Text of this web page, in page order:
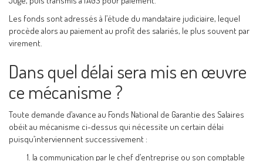
Les fonds sont adressés à l’étude du mandataire judiciaire, lequel
procède alors au paiement au profit des salariés, le plus souvent par
virement.
Dans quel délai sera mis en œuvre
ce mécanisme ?
Toute demande d’avance au Fonds National de Garantie des Salaires
obéit au mécanisme ci-dessus qui nécessite un certain délai
puisqu’interviennent successivement :
la communication par le chef d’entreprise ou son comptable